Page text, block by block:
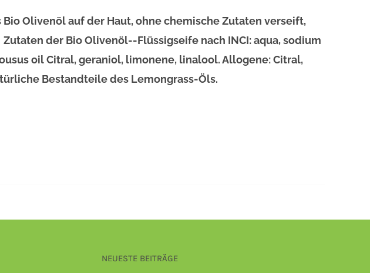
Olivenöl auf der Haut, ohne chemische Zutaten verseift,
der Bio Olivenöl--Flüssigseife nach INCI: aqua, sodium
oil Citral, geraniol, limonene, linalool. Allogene: Citral,
Bestandteile des Lemongrass-Öls.
NEUESTE BEITRÄGE